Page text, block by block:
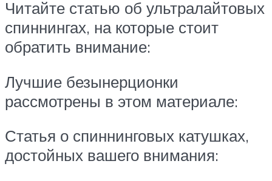
Читайте статью об ультралайтовых
спиннингах, на которые стоит
обратить внимание:
Лучшие безынерционки
рассмотрены в этом материале:
Статья о спиннинговых катушках,
достойных вашего внимания: